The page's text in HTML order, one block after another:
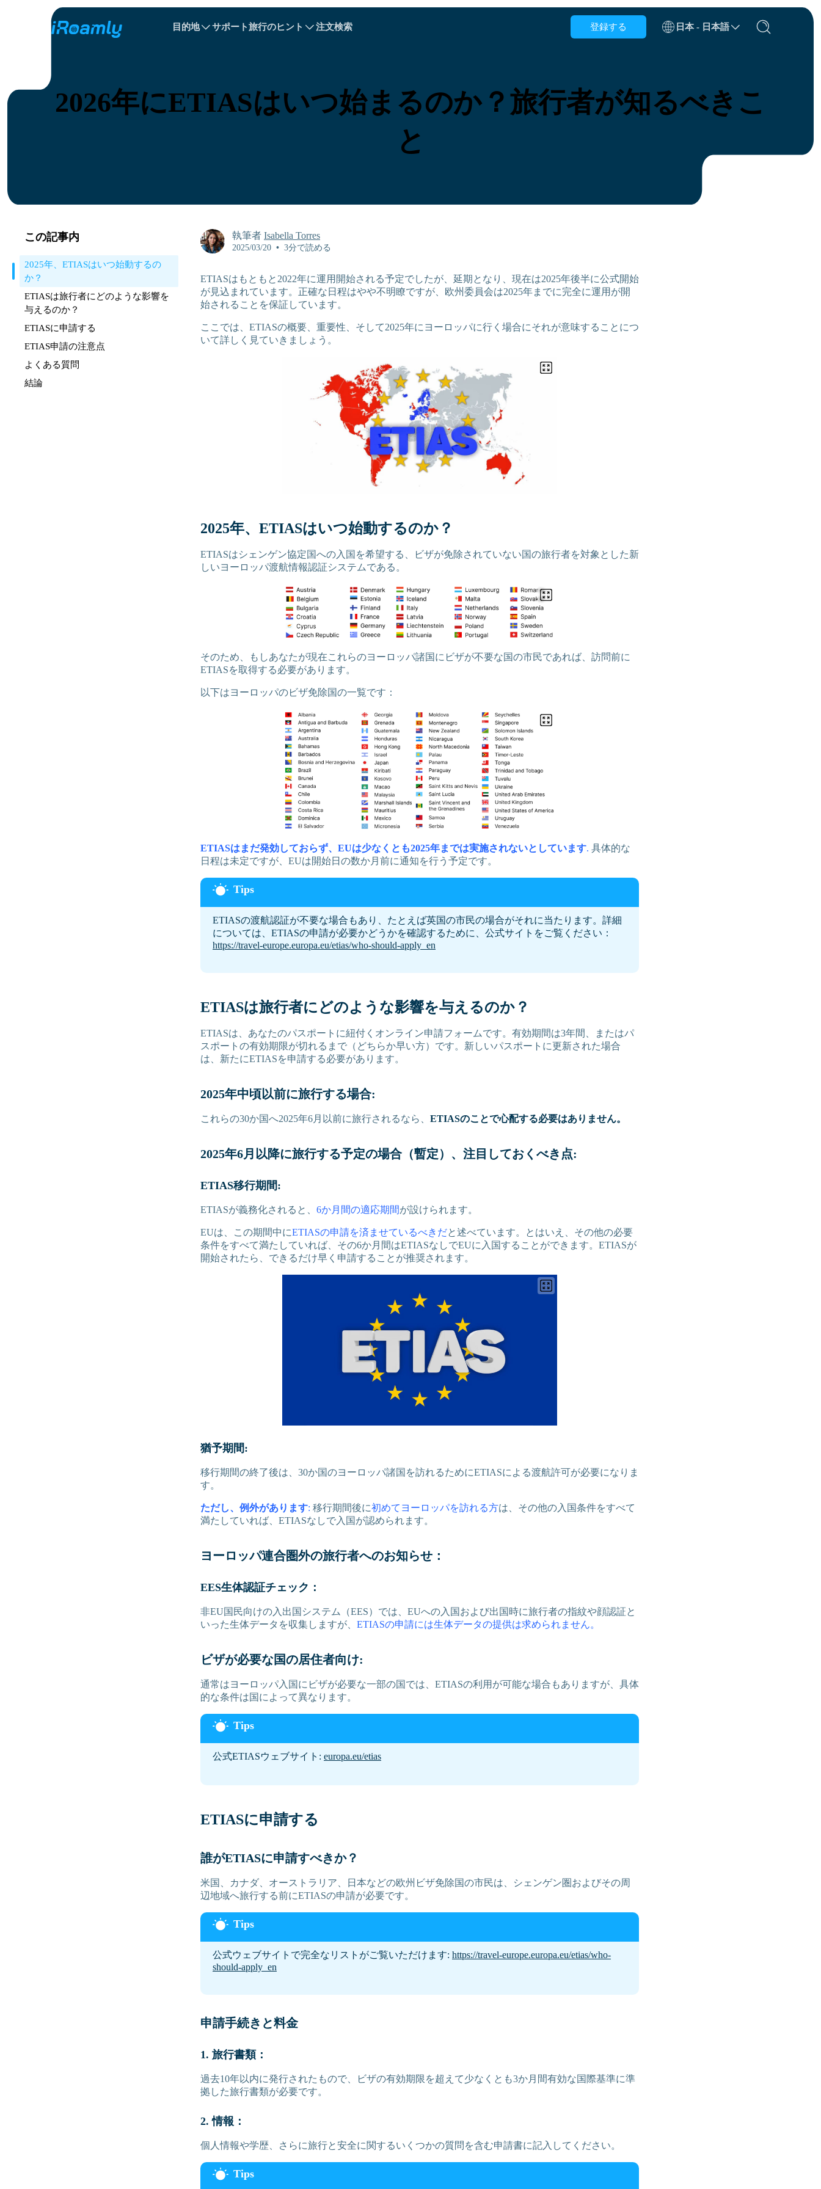
目的地 サポート旅行のヒント 注文検索 登録する 日本 - 日本語
リージョナル eSIM
ブルガリア カンボジア カナダ チリ 中国
2026年にETIASはいつ始まるのか？旅行者が知るべきこ
と
この記事内
2025年、ETIASはいつ始動するの
か？
ETIASは旅行者にどのような影響を
与えるのか？
ETIASに申請する
ETIAS申請の注意点
よくある質問
結論
執筆者 Isabella Torres
2025/03/20 • 3分で読める
ETIASはもともと2022年に運用開始される予定でしたが、延期となり、現在は2025年後半に公式開始
が見込まれています。正確な日程はやや不明瞭ですが、欧州委員会は2025年までに完全に運用が開
始されることを保証しています。
ここでは、ETIASの概要、重要性、そして2025年にヨーロッパに行く場合にそれが意味することにつ
いて詳しく見ていきましょう。
2025年、ETIASはいつ始動するのか？
ETIASはシェンゲン協定国への入国を希望する、ビザが免除されていない国の旅行者を対象とした新
しいヨーロッパ渡航情報認証システムである。
そのため、もしあなたが現在これらのヨーロッパ諸国にビザが不要な国の市民であれば、訪問前に
ETIASを取得する必要があります。
以下はヨーロッパのビザ免除国の一覧です：
ETIASはまだ発効しておらず、EUは少なくとも2025年までは実施されないとしています. 具体的な
日程は未定ですが、EUは開始日の数か月前に通知を行う予定です。
ETIASの渡航認証が不要な場合もあり、たとえば英国の市民の場合がそれに当たります。詳細
については、ETIASの申請が必要かどうかを確認するために、公式サイトをご覧ください：
https://travel-europe.europa.eu/etias/who-should-apply_en
ETIASは旅行者にどのような影響を与えるのか？
ETIASは、あなたのパスポートに紐付くオンライン申請フォームです。有効期間は3年間、またはパ
スポートの有効期限が切れるまで（どちらか早い方）です。新しいパスポートに更新された場合
は、新たにETIASを申請する必要があります。
2025年中頃以前に旅行する場合:
これらの30か国へ2025年6月以前に旅行されるなら、 ETIASのことで心配する必要はありません。
2025年6月以降に旅行する予定の場合（暫定）、注目しておくべき点:
ETIAS移行期間:
ETIASが義務化されると、 6か月間の適応期間が設けられます。
EUは、この期間中にETIASの申請を済ませているべきだと述べています。とはいえ、その他の必要
条件をすべて満たしていれば、その6か月間はETIASなしでEUに入国することができます。ETIASが
開始されたら、できるだけ早く申請することが推奨されます。
猶予期間:
移行期間の終了後は、30か国のヨーロッパ諸国を訪れるためにETIASによる渡航許可が必要になりま
す。
ただし、例外があります: 移行期間後に初めてヨーロッパを訪れる方は、その他の入国条件をすべて
満たしていれば、ETIASなしで入国が認められます。
ヨーロッパ連合圏外の旅行者へのお知らせ：
EES生体認証チェック：
非EU国民向けの入出国システム（EES）では、EUへの入国および出国時に旅行者の指紋や顔認証と
いった生体データを収集しますが、 ETIASの申請には生体データの提供は求められません。
ビザが必要な国の居住者向け:
通常はヨーロッパ入国にビザが必要な一部の国では、ETIASの利用が可能な場合もありますが、具体
的な条件は国によって異なります。
公式ETIASウェブサイト: europa.eu/etias
ETIASに申請する
誰がETIASに申請すべきか？
米国、カナダ、オーストラリア、日本などの欧州ビザ免除国の市民は、シェンゲン圏およびその周
辺地域へ旅行する前にETIASの申請が必要です。
公式ウェブサイトで完全なリストがご覧いただけます: https://travel-europe.europa.eu/etias/who-
should-apply_en
申請手続きと料金
1. 旅行書類：
過去10年以内に発行されたもので、ビザの有効期限を超えて少なくとも3か月間有効な国際基準に準
拠した旅行書類が必要です。
2. 情報：
個人情報や学歴、さらに旅行と安全に関するいくつかの質問を含む申請書に記入してください。